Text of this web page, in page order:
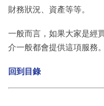
財務狀況、資產等等。
一般而言，如果大家是經
介一般都會提供這項服務。
回到目錄